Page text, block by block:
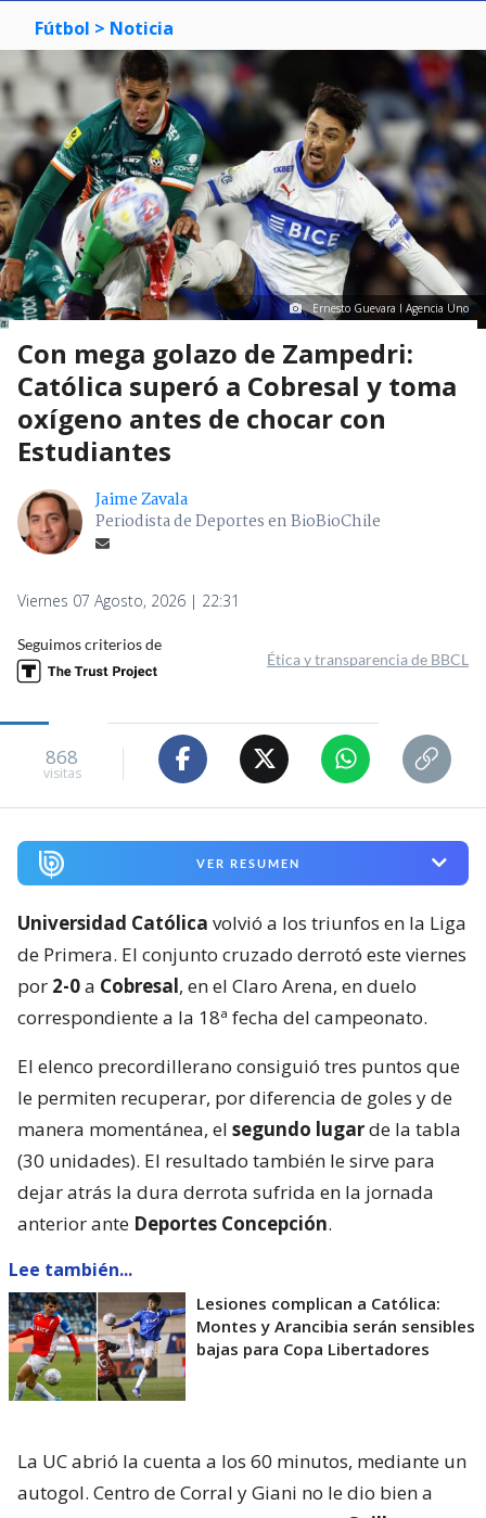
Fútbol > Noticia
Ernesto Guevara I Agencia Uno
Con mega golazo de Zampedri:
Católica superó a Cobresal y toma
oxígeno antes de chocar con
Estudiantes
Jaime Zavala
Periodista de Deportes en BioBioChile
Viernes 07 Agosto, 2026 | 22:31
Seguimos criterios de
Ética y transparencia de BBCL
868
visitas
VER RESUMEN
Universidad Católica volvió a los triunfos en la Liga
de Primera. El conjunto cruzado derrotó este viernes
por 2-0a Cobresal, en el Claro Arena, en duelo
correspondiente a la 18ª fecha del campeonato.
El elenco precordillerano consiguió tres puntos que
le permiten recuperar, por diferencia de goles y de
manera momentánea, el segundo lugarde la tabla
(30 unidades). El resultado también le sirve para
dejar atrás la dura derrota sufrida en la jornada
anterior ante Deportes Concepción.
Lee también...
Lesiones complican a Católica:
Montes y Arancibia serán sensibles
bajas para Copa Libertadores
La UC abrió la cuenta a los 60 minutos, mediante un
autogol. Centro de Corral y Giani no le dio bien a